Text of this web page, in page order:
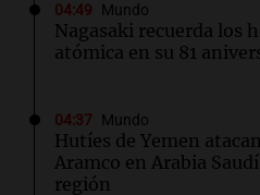
04:49 Mundo
Nagasaki recuerda los
atómica en su 81
04:37 Mundo
Hutíes de Yemen
Aramco en Arabia
región